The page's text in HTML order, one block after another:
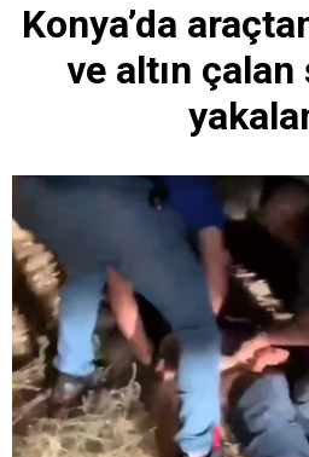
Konya’da
ve altın